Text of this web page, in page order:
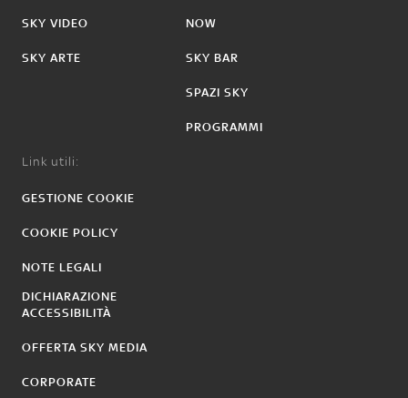
SKY VIDEO
SKY ARTE
NOW
SKY BAR
SPAZI SKY
PROGRAMMI
Link utili:
GESTIONE COOKIE
COOKIE POLICY
NOTE LEGALI
DICHIARAZIONE
ACCESSIBILITÀ
OFFERTA SKY MEDIA
CORPORATE